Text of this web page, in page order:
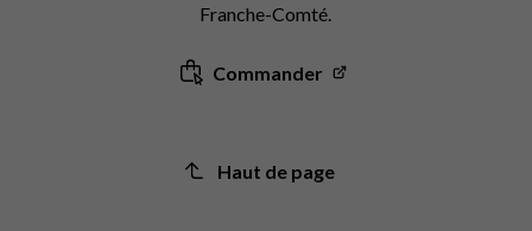
Franche-Comté.
Commander
Haut de page